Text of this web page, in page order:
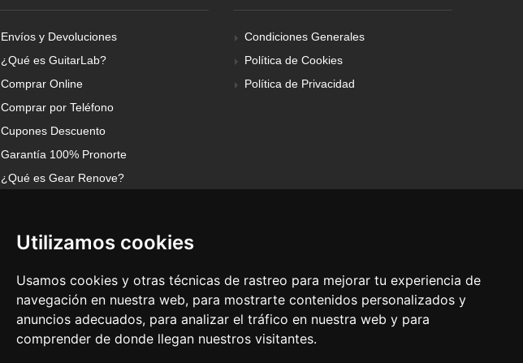
Utilizamos cookies
Usamos cookies y otras técnicas de rastreo para mejorar tu experiencia de
navegación en nuestra web, para mostrarte contenidos personalizados y
anuncios adecuados, para analizar el tráfico en nuestra web y para
comprender de donde llegan nuestros visitantes.
Envíos y Devoluciones
¿Qué es GuitarLab?
Comprar Online
Comprar por Teléfono
Cupones Descuento
Garantía 100% Pronorte
¿Qué es Gear Renove?
Condiciones Generales
Política de Cookies
Política de Privacidad